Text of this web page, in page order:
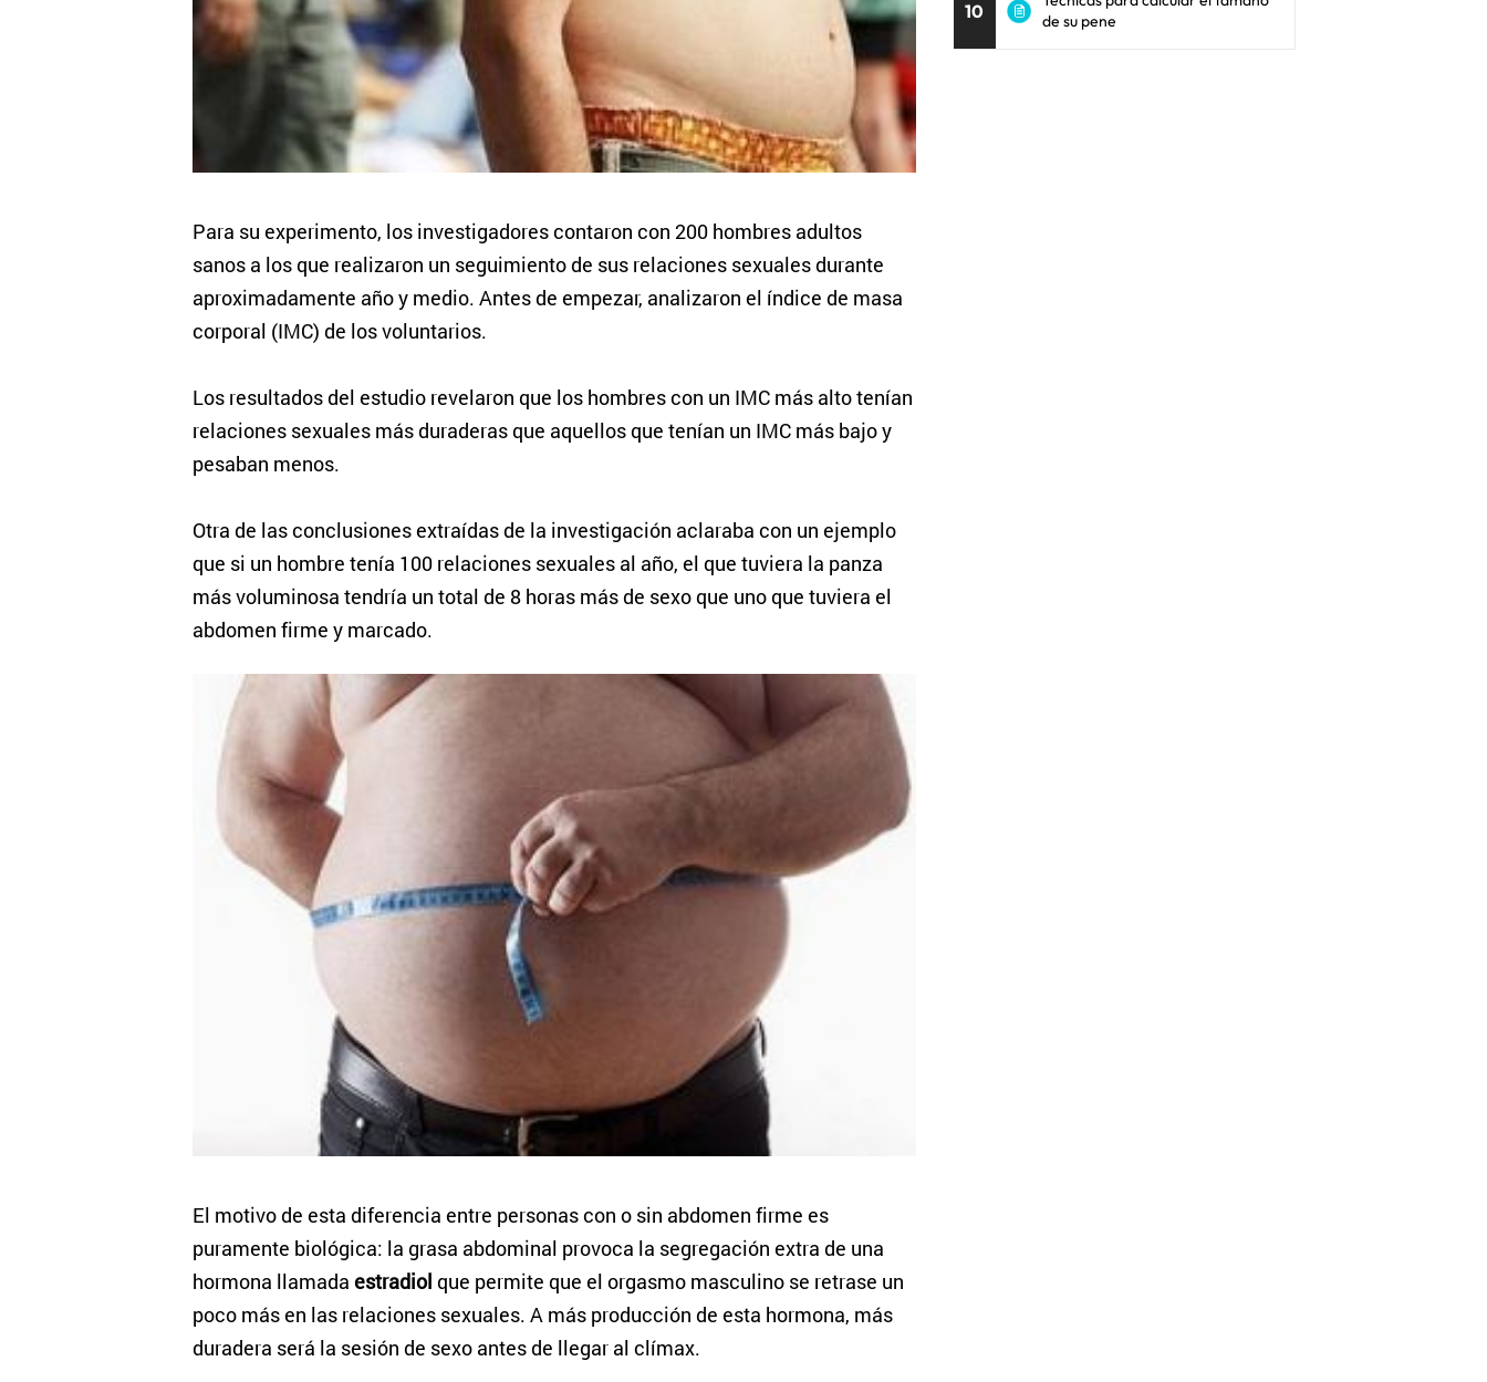
Para su experimento, los investigadores contaron con 200 hombres adultos
sanos a los que realizaron un seguimiento de sus relaciones sexuales durante
aproximadamente año y medio. Antes de empezar, analizaron el índice de masa
corporal (IMC) de los voluntarios.
Los resultados del estudio revelaron que los hombres con un IMC más alto tenían
relaciones sexuales más duraderas que aquellos que tenían un IMC más bajo y
pesaban menos.
Otra de las conclusiones extraídas de la investigación aclaraba con un ejemplo
que si un hombre tenía 100 relaciones sexuales al año, el que tuviera la panza
más voluminosa tendría un total de 8 horas más de sexo que uno que tuviera el
abdomen firme y marcado.
El motivo de esta diferencia entre personas con o sin abdomen firme es
puramente biológica: la grasa abdominal provoca la segregación extra de una
hormona llamada estradiol que permite que el orgasmo masculino se retrase un
poco más en las relaciones sexuales. A más producción de esta hormona, más
duradera será la sesión de sexo antes de llegar al clímax.
10
de su pene